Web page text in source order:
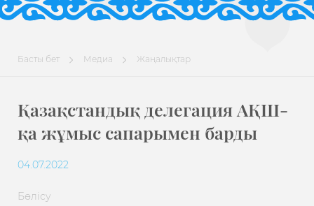
Басты бет Медиа Жаңалықтар
Қазақстандық делегация АҚШ-
қа жұмыс сапарымен барды
04.07.2022
Бөлісу